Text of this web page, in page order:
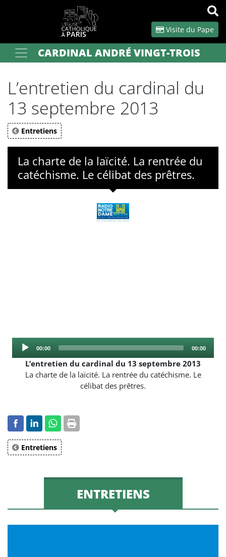
Visite du Pape
Votre recherche OK
CARDINAL ANDRÉ VINGT-TROIS
L’entretien du cardinal du
13 septembre 2013
Entretiens
La charte de la laïcité. La rentrée du
catéchisme. Le célibat des prêtres.
Player
Current
00:00
Total
00:00
L’entretien du cardinal du 13 septembre 2013
La charte de la laïcité. La rentrée du catéchisme. Le
célibat des prêtres.
Entretiens
ENTRETIENS
Panneau de gestion des cookies